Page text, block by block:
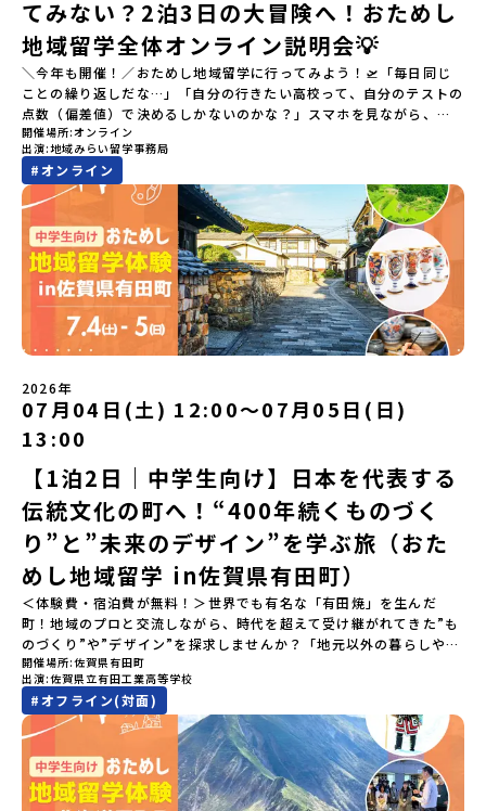
てみない？2泊3日の大冒険へ！おためし
地域留学全体オンライン説明会💡
＼今年も開催！／おためし地域留学に行ってみよう！🛫「毎日同じ
ことの繰り返しだな…」「自分の行きたい高校って、自分のテストの
点数（偏差値）で決めるしかないのかな？」スマホを見ながら、進
路にモヤモヤしているそこのあなたへ！👀テストの点数ではなく、
あなたの「ワクワク（＝自分軸）」で進路を選ぶ。そんな新しい選
択肢が、「地域みらい留学」です。「でも、いきなり知らない土地
の高校に進学するなんて不安…」そんな人のために、2泊3日で気軽
にプチ体験できる【おためし地域留学】の魅力を凝縮したオンライ
ン説明会のアーカイブ（録画）を公開中です！✨＼🔥ここがすごい！
🔥／おためし地域留学 3つのワクワク🔥🔥 ①スマホじゃわからない
「圧倒的な感動」！教科書を読むだけじゃわからない、その地域な
らではの大自然や歴史を「五感」でフル体験！カヌーに乗ったり、
伝統文化に触れたり、本物の冒険が待っています！🔥 ②「初めまし
て」が「一生の友達」に変わる！全国から「新しいことに挑戦した
い！」「今の自分を変えたい！」と思っている同世代の中学生が大
集合！地元の高校生と一緒にご飯を食べて語り合えば、たった数日
で最高の仲間になる！🔥 ③宿泊費・体験費はなんと【無料】！親元
を離れる初めての一人旅でも大丈夫。頼れるスタッフがしっかりサ
ポートするので安心・安全です！ーーーーーーーーーーーーーーー
ーーーーーーーーー📺 全体オンライン説明会（アーカイブ配信）
2026年4月22日に開催された説明会の録画をご覧いただけます。こ
の動画を見れば、あなたの「なんとなく不安」が「絶対に行ってみ
たい！」に変わるはず💡お家からリラックスして視聴してみてくだ
さいね😊▶︎全体説明会のアーカイブはこちら（アーカイブを視聴す
る）YouTube：https://youtu.be/Yt8nd04aNgA?
si=e5erbspvwz5O8_uF【アーカイブ内容】・おためし地域留学の
魅力・メリット・2026年度、日本全国20以上の対象地域について・
安心のサポート体制・質疑応答※各地域の詳細なプログラムは、以
下の【STEP2】個別説明会にて紹介しています。ーーーーーーーー
ーーーーーーーーーーーーーーーー💡疑問も不安もワクワクに変え
る！2つのステップ知りたいことに合わせて、2つの説明会をご活用
ください！【STEP1】全体オンライン説明会の視聴（☆上の動画で
いつでも視聴可能です） 〜まずは「おためし地域留学」を知りたい
方へ〜プログラムの全体像や魅力、サポート体制について解説しま
す。 【STEP2】個別プログラム説明会（☆順次ページを公開しま
す）〜「地域別のプログラム」を具体的に知りたい方へ〜 「現地で
開催場所 オンライン
出演 地域みらい留学事務局
#オンライン
2026年
07月04日(土) 12:00〜07月05日(日)
13:00
【1泊2日｜中学生向け】日本を代表する
伝統文化の町へ！“400年続くものづく
り”と”未来のデザイン”を学ぶ旅（おた
めし地域留学 in佐賀県有田町）
＜体験費・宿泊費が無料！＞世界でも有名な「有田焼」を生んだ
町！地域のプロと交流しながら、時代を超えて受け継がれてきた”も
のづくり”や”デザイン”を探求しませんか？「地元以外の暮らしや文
化が気になる。いつか留学してみたい！」「豊かな自然と伝統文
化、町並みに興味がある！」「ものづくりやきれいなデザインが好
き！」そんな中学生のみなさんにおすすめ！「おためし地域留学体
験」は、日本全国約200の高校と連携し、地域の枠を超えて学校生活
を送る「地域みらい留学」をプチ体験できるプログラムです。はじ
めてのひとり旅でも安心！現地でもスタッフがしっかりとサポート
いたします。今回のフィールドは「佐賀県有田町（ありたちょ
開催場所 佐賀県有田町
出演 佐賀県立有田工業高等学校
#オフライン(対面)